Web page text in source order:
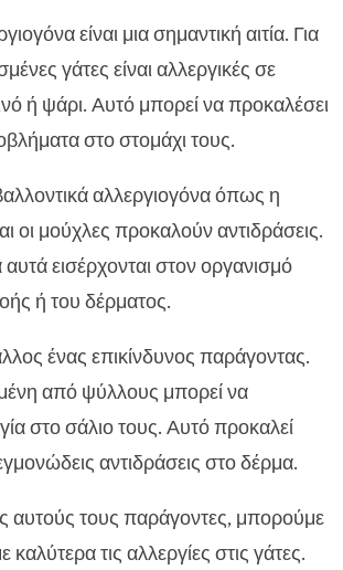
είναι μια σημαντική αιτία. Για
γάτες είναι αλλεργικές σε
ή ψάρι. Αυτό μπορεί να προκαλέσει
στο στομάχι τους.
αλλεργιογόνα όπως η
οι μούχλες προκαλούν αντιδράσεις.
εισέρχονται στον οργανισμό
ή του δέρματος.
ένας επικίνδυνος παράγοντας.
από ψύλλους μπορεί να
στο σάλιο τους. Αυτό προκαλεί
αντιδράσεις στο δέρμα.
αυτούς τους παράγοντες, μπορούμε
καλύτερα τις αλλεργίες στις γάτες.